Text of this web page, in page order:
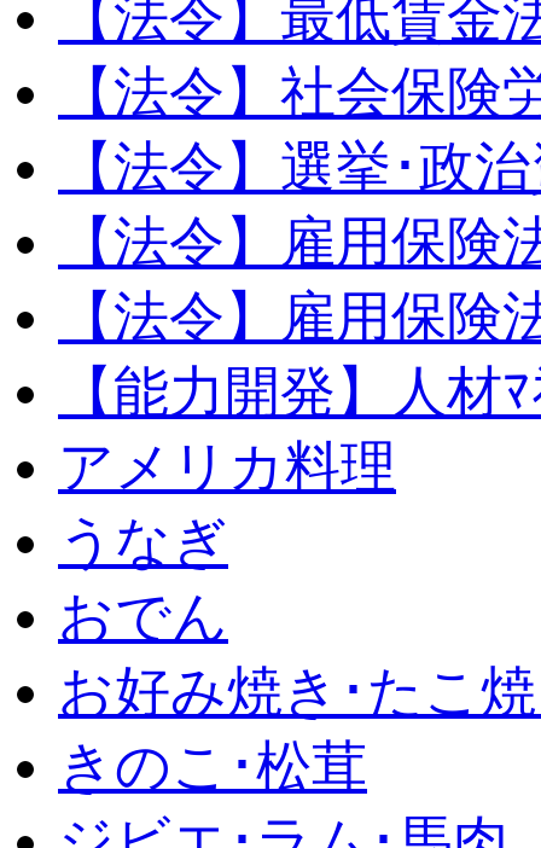
【法令】最低賃金
【法令】社会保険
【法令】選挙･政
【法令】雇用保険
【法令】雇用保険
【能力開発】人材
アメリカ料理
うなぎ
おでん
お好み焼き･たこ
きのこ･松茸